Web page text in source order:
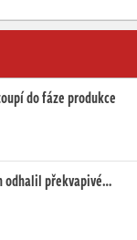
do fáze produkce
odhalil překvapivé…